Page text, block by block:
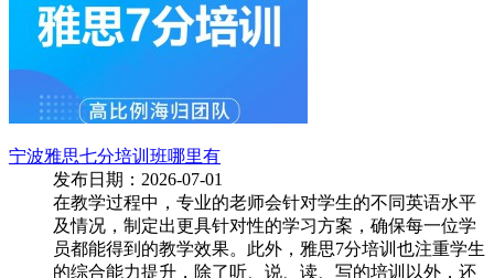
宁波雅思七分培训班哪里有
发布日期：2026-07-01
在教学过程中，专业的老师会针对学生的不同英语水平
及情况，制定出更具针对性的学习方案，确保每一位学
员都能得到的教学效果。此外，雅思7分培训也注重学生
的综合能力提升，除了听、说、读、写的培训以外，还